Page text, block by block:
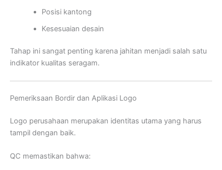
Posisi kantong
Kesesuaian desain
Tahap ini sangat penting karena jahitan menjadi salah satu
indikator kualitas seragam.
Pemeriksaan Bordir dan Aplikasi Logo
Logo perusahaan merupakan identitas utama yang harus
tampil dengan baik.
QC memastikan bahwa: